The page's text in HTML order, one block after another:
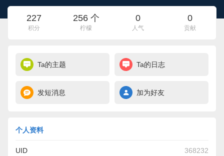
227
积分
256 个
柠檬
0
人气
0
贡献
Ta的主题 Ta的日志
发短消息 加为好友
个人资料
UID 368232